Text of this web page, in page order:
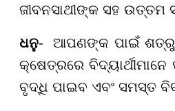
ଜୀବନସାଥୀଙ୍କ ସହ ଉତ୍ତମ
ଧନୁ- ଆପଣଙ୍କ ପାଇଁ ଶତ୍ରୁ
କ୍ଷେତ୍ରରେ
ବୃଦ୍ଧି ପାଇବ ଏବଂ ସମସ୍ତ